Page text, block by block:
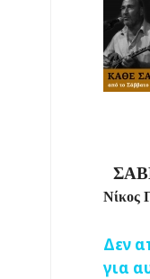
Νίκος
Δεν
για